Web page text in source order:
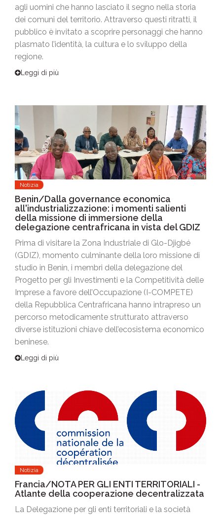
agli uomini che hanno lasciato il segno nella storia
dei comuni del territorio. Attraverso questi ritratti, il
pubblico è invitato a scoprire personaggi che hanno
plasmato l’identità, la cultura e lo sviluppo della
regione.
Leggi di più
Notizia
Benin/Dalla governance economica
all'industrializzazione: i momenti salienti
della missione di immersione della
delegazione centrafricana in vista del GDIZ
Prima di visitare la Zona Industriale di Glo-Djigbé
(GDIZ), momento culminante della loro missione di
studio in Benin, i membri della delegazione del
Progetto per gli Investimenti e la Competitività delle
Imprese a favore dell’Occupazione (I-COMPETE)
della Repubblica Centrafricana hanno intrapreso un
percorso metodicamente strutturato attraverso
diverse istituzioni chiave dell’ecosistema economico
beninese.
Leggi di più
Notizia
Francia/NOTA PER GLI ENTI TERRITORIALI -
Atlante della cooperazione decentralizzata
La Delegazione per gli enti territoriali e la società